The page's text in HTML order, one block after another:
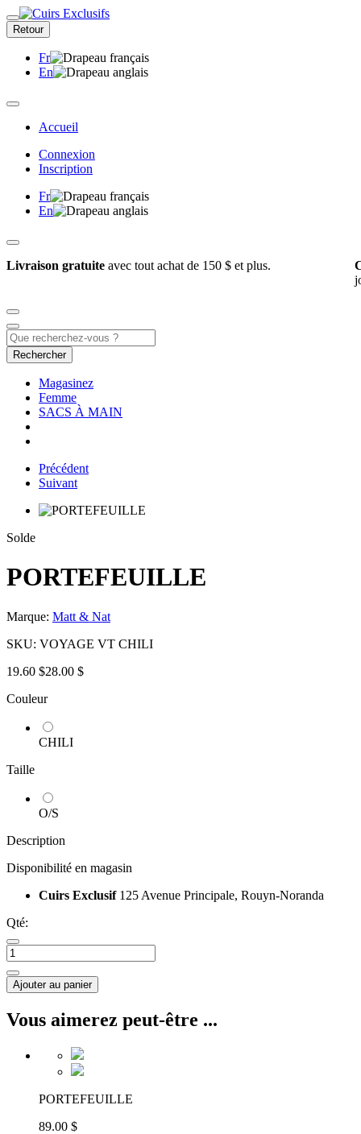
Retour
Fr
En
Accueil
Connexion
Inscription
Fr
En
Livraison gratuite avec tout achat de 150 $ et plus.
Rechercher
Magasinez
Femme
SACS À MAIN
Précédent
Suivant
Solde
PORTEFEUILLE
Marque: Matt & Nat
SKU: VOYAGE VT CHILI
19.60 $28.00 $
Couleur
CHILI
Taille
O/S
Description
Disponibilité en magasin
Cuirs Exclusif 125 Avenue Principale, Rouyn-Noranda
Qté:
Ajouter au panier
Vous aimerez peut-être ...
PORTEFEUILLE
89.00 $